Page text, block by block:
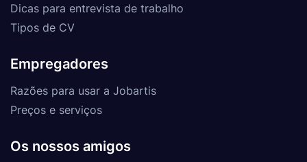
Dicas para entrevista de trabalho
Tipos de CV
Empregadores
Razões para usar a Jobartis
Preços e serviços
Os nossos amigos